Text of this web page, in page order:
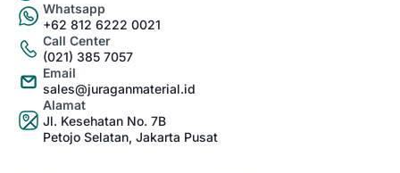
Whatsapp
+62 812 6222 0021
Call Center
(021) 385 7057
Email
sales@juraganmaterial.id
Alamat
Jl. Kesehatan No. 7B
Petojo Selatan, Jakarta Pusat